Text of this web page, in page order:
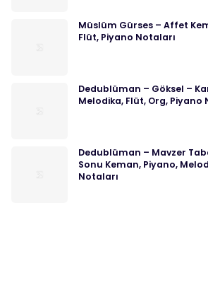
Müslüm Gürses – Affet
Flüt, Piyano Notaları
Dedublüman – Göksel –
Melodika, Flüt, Org, Piyano
Dedublüman – Mavzer
Sonu Keman, Piyano,
Notaları